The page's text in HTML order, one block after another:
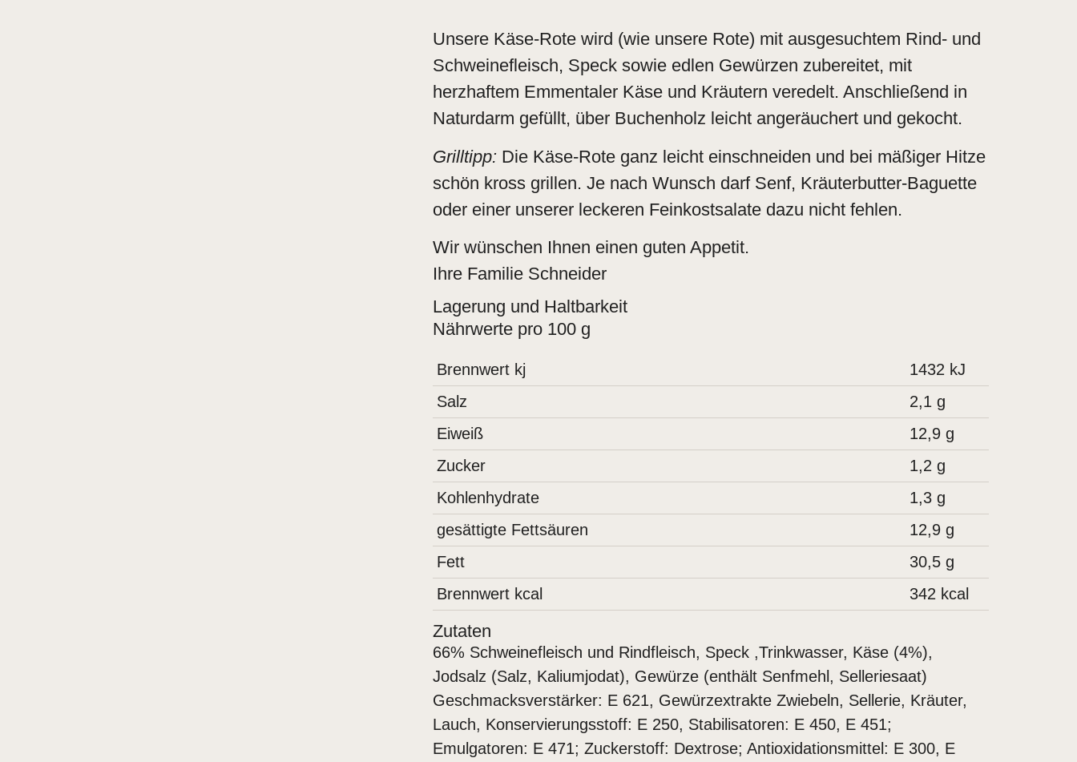
Unsere Käse-Rote wird (wie unsere Rote) mit ausgesuchtem Rind- und
Schweinefleisch, Speck sowie edlen Gewürzen zubereitet, mit
herzhaftem Emmentaler Käse und Kräutern veredelt. Anschließend in
Naturdarm gefüllt, über Buchenholz leicht angeräuchert und gekocht.
Grilltipp: Die Käse-Rote ganz leicht einschneiden und bei mäßiger Hitze
schön kross grillen. Je nach Wunsch darf Senf, Kräuterbutter-Baguette
oder einer unserer leckeren Feinkostsalate dazu nicht fehlen.
Wir wünschen Ihnen einen guten Appetit.
Ihre Familie Schneider
Lagerung und Haltbarkeit
Nährwerte pro 100 g
Brennwert kj 1432 kJ
Salz
2,1 g
Eiweiß
12,9 g
Zucker
1,2 g
Kohlenhydrate
1,3 g
gesättigte Fettsäuren
12,9 g
Fett
30,5 g
Brennwert kcal
342 kcal
Zutaten
66% Schweinefleisch und Rindfleisch, Speck ,Trinkwasser, Käse (4%),
Jodsalz (Salz, Kaliumjodat), Gewürze (enthält Senfmehl, Selleriesaat)
Geschmacksverstärker: E 621, Gewürzextrakte Zwiebeln, Sellerie, Kräuter,
Lauch, Konservierungsstoff: E 250, Stabilisatoren: E 450, E 451;
Emulgatoren: E 471; Zuckerstoff: Dextrose; Antioxidationsmittel: E 300, E